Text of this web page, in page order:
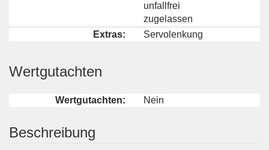
unfallfrei
zugelassen
Extras:
Servolenkung
Wertgutachten
Wertgutachten: Nein
Beschreibung